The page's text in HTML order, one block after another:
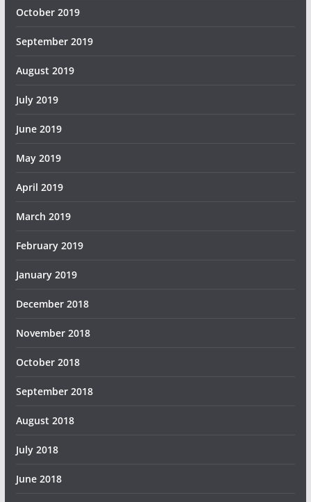
October 2019
September 2019
August 2019
July 2019
June 2019
May 2019
April 2019
March 2019
February 2019
January 2019
December 2018
November 2018
October 2018
September 2018
August 2018
July 2018
June 2018